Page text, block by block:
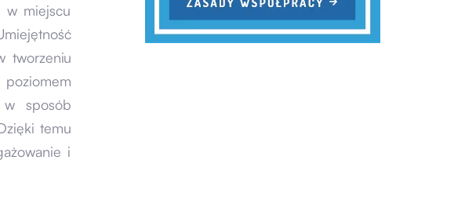
w miejscu
tworzeniu
w sposób
temu
i